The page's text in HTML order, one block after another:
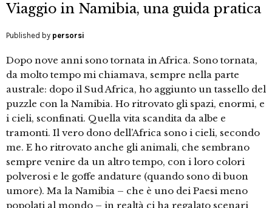
Viaggio in Namibia, una guida pratica
Published by persorsi
Dopo nove anni sono tornata in Africa. Sono tornata,
da molto tempo mi chiamava, sempre nella parte
australe: dopo il Sud Africa, ho aggiunto un tassello del
puzzle con la Namibia. Ho ritrovato gli spazi, enormi, e
i cieli, sconfinati. Quella vita scandita da albe e
tramonti. Il vero dono dell’Africa sono i cieli, secondo
me. E ho ritrovato anche gli animali, che sembrano
sempre venire da un altro tempo, con i loro colori
polverosi e le goffe andature (quando sono di buon
umore). Ma la Namibia – che è uno dei Paesi meno
popolati al mondo – in realtà ci ha regalato scenari